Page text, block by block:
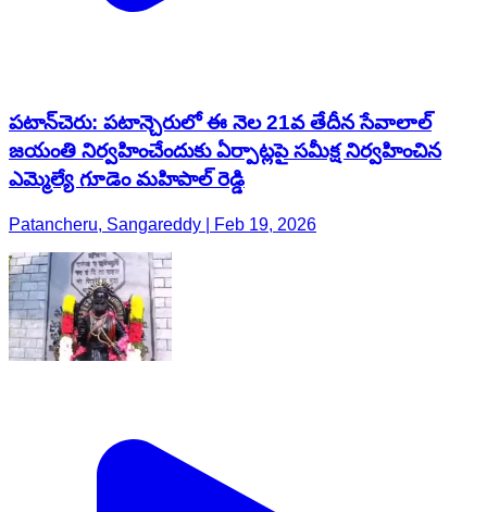
పటాన్​​చెరు: పటాన్చెరులో ఈ నెల 21వ తేదీన సేవాలాల్
జయంతి నిర్వహించేందుకు ఏర్పాట్లపై సమీక్ష నిర్వహించిన
ఎమ్మెల్యే గూడెం మహిపాల్ రెడ్డి
Patancheru, Sangareddy | Feb 19, 2026